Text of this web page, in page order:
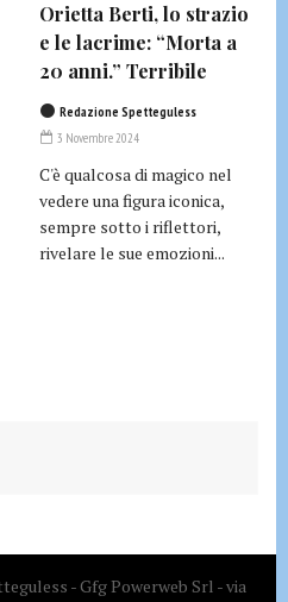
Orietta Berti, lo strazio
e le lacrime: “Morta a
20 anni.” Terribile
Redazione Spetteguless
3 Novembre 2024
C'è qualcosa di magico nel
vedere una figura iconica,
sempre sotto i riflettori,
rivelare le sue emozioni...
- Gfg Powerweb Srl - via